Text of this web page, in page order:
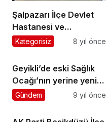
Şalpazarı İlçe Devlet
Hastanesi ve
A.Y.M.T.A.L.
ilaç kullanımı
konusunda uyardı
Kategorisiz 8 yıl önce
Geyikli’de eski Sağlık
Ocağı’nın yerine yenisi
yapılıyor
Gündem 9 yıl önce